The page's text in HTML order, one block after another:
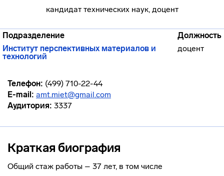
кандидат технических наук, доцент
Подразделение
Должность
Институт перспективных материалов и
технологий
доцент
Телефон: (499) 710-22-44
E-mail: amt.miet@gmail.com
Аудитория: 3337
Краткая биография
Общий стаж работы – 37 лет, в том числе